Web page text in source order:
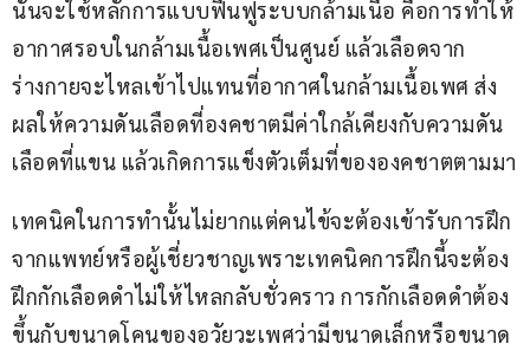
นั้นจะใช้หลักการแบบฟื้นฟูระบบกล้ามเนื้อ คือการทำให้
อากาศรอบในกล้ามเนื้อเพศเป็นศูนย์ แล้วเลือดจาก
ร่างกายจะไหลเข้าไปแทนที่อากาศในกล้ามเนื้อเพศ ส่ง
ผลให้ความดันเลือดที่องคชาตมีค่าใกล้เคียงกับความดัน
เลือดที่แขน แล้วเกิดการแข็งตัวเต็มที่ขององคชาตตามมา
เทคนิคในการทำนั้นไม่ยากแต่คนไข้จะต้องเข้ารับการฝึก
จากแพทย์หรือผู้เชี่ยวชาญเพราะเทคนิคการฝึกนี้จะต้อง
ฝึกกักเลือดดำไม่ให้ไหลกลับชั่วคราว การกักเลือดดำต้อง
ขึ้นกับขนาดโคนของอวัยวะเพศว่ามีขนาดเล็กหรือขนาด